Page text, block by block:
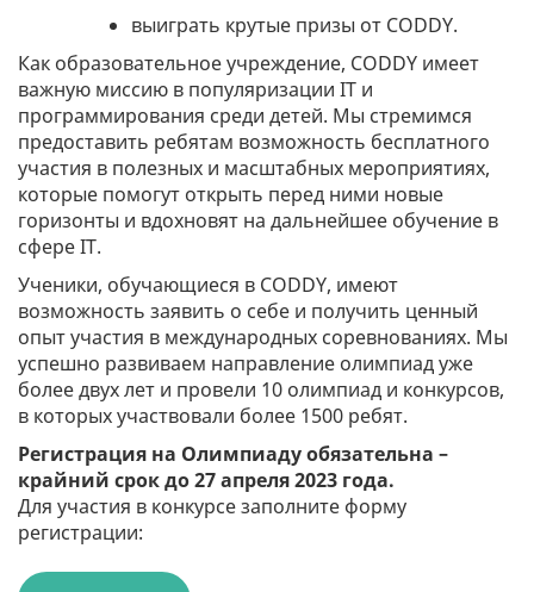
выиграть крутые призы от CODDY.
Как образовательное учреждение, CODDY имеет
важную миссию в популяризации IT и
программирования среди детей. Мы стремимся
предоставить ребятам возможность бесплатного
участия в полезных и масштабных мероприятиях,
которые помогут открыть перед ними новые
горизонты и вдохновят на дальнейшее обучение в
сфере IT.
Ученики, обучающиеся в CODDY, имеют
возможность заявить о себе и получить ценный
опыт участия в международных соревнованиях. Мы
успешно развиваем направление олимпиад уже
более двух лет и провели 10 олимпиад и конкурсов,
в которых участвовали более 1500 ребят.
Регистрация на Олимпиаду обязательна –
крайний срок до 27 апреля 2023 года.
Для участия в конкурсе заполните форму
регистрации: